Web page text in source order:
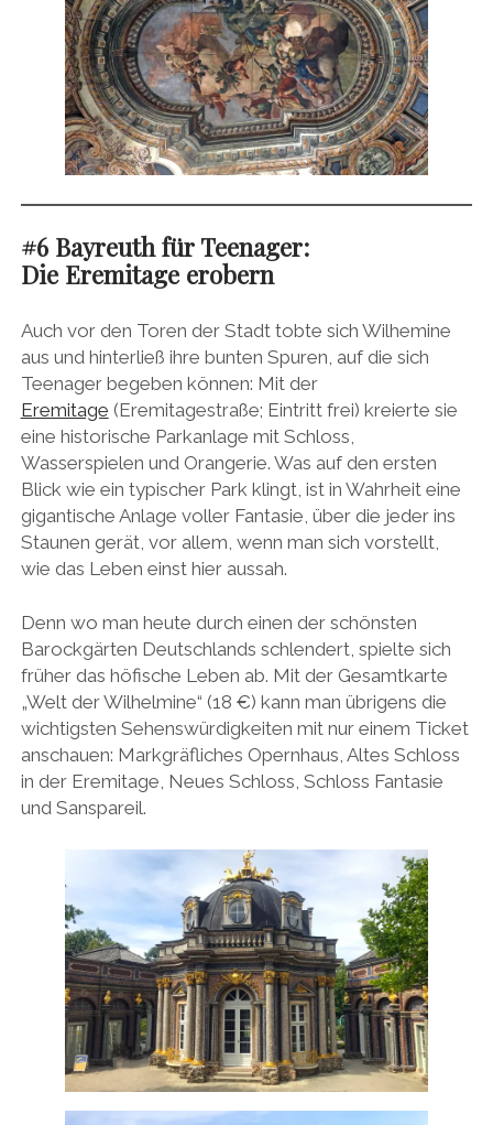
#6 Bayreuth für Teenager:
Die Eremitage erobern
Auch vor den Toren der Stadt tobte sich Wilhemine
aus und hinterließ ihre bunten Spuren, auf die sich
Teenager begeben können: Mit der
Eremitage (Eremitagestraße; Eintritt frei) kreierte sie
eine historische Parkanlage mit Schloss,
Wasserspielen und Orangerie. Was auf den ersten
Blick wie ein typischer Park klingt, ist in Wahrheit eine
gigantische Anlage voller Fantasie, über die jeder ins
Staunen gerät, vor allem, wenn man sich vorstellt,
wie das Leben einst hier aussah.
Denn wo man heute durch einen der schönsten
Barockgärten Deutschlands schlendert, spielte sich
früher das höfische Leben ab. Mit der Gesamtkarte
„Welt der Wilhelmine“ (18 €) kann man übrigens die
wichtigsten Sehenswürdigkeiten mit nur einem Ticket
anschauen: Markgräfliches Opernhaus, Altes Schloss
in der Eremitage, Neues Schloss, Schloss Fantasie
und Sanspareil.